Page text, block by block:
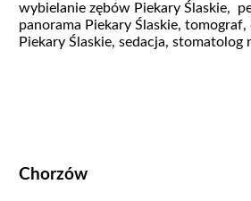
wybielanie zębów Piekary Ślaskie,
panorama Piekary Ślaskie,
Piekary Ślaskie, sedacja, stomatolog
Chorzów